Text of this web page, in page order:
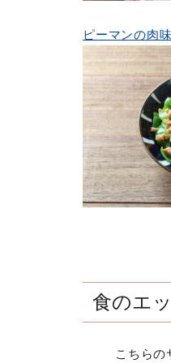
ピーマンの肉
食のエ
こちらの